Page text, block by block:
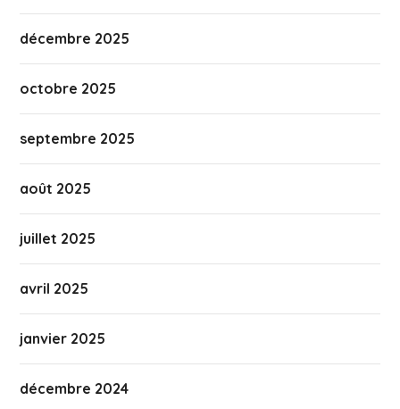
décembre 2025
octobre 2025
septembre 2025
août 2025
juillet 2025
avril 2025
janvier 2025
décembre 2024